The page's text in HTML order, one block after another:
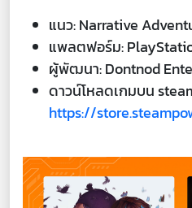
แนว: Narrative
แพลตฟอร์ม:
ผู้พัฒนา: Dontnod
ดาวน์โหลดเกมบน
https://